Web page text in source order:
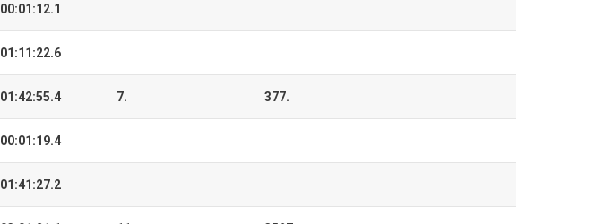
00:01:12.1
01:11:22.6
01:42:55.4 7. 377.
00:01:19.4
01:41:27.2